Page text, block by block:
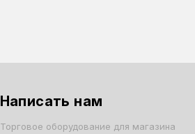
Написать нам
Торговое оборудование для магазина